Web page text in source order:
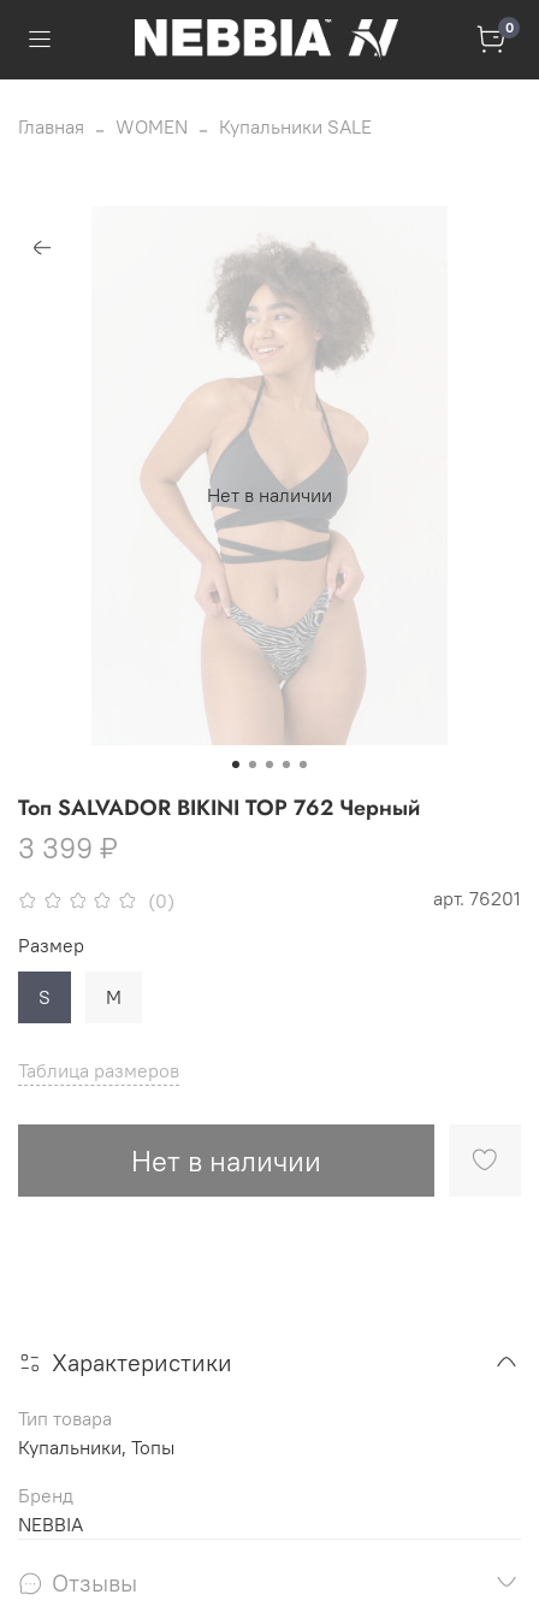
0
Главная WOMEN Купальники SALE
Нет в наличии
(0) арт. 76201
Топ SALVADOR BIKINI TOP 762 Черный
3 399 ₽
Таблица размеров
Нет в наличии
Размер
S M
Характеристики
Тип товара
Купальники, Топы
Бренд
NEBBIA
Отзывы